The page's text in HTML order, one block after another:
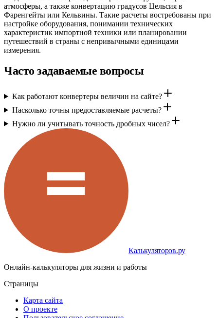
атмосферы, а также конвертацию градусов Цельсия в
Фаренгейты или Кельвины. Такие расчеты востребованы при
настройке оборудования, понимании технических
характеристик импортной техники или планировании
путешествий в страны с непривычными единицами
измерения.
Часто задаваемые вопросы
Как работают конвертеры величин на сайте?
Насколько точны предоставляемые расчеты?
Нужно ли учитывать точность дробных чисел?
Калькуляторов.ру
Онлайн-калькуляторы для жизни и работы
Страницы
Карта сайта
О проекте